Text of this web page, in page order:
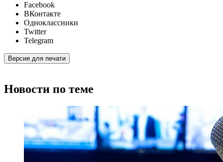
Facebook
ВКонтакте
Одноклассники
Twitter
Telegram
Версия для печати
Новости по теме